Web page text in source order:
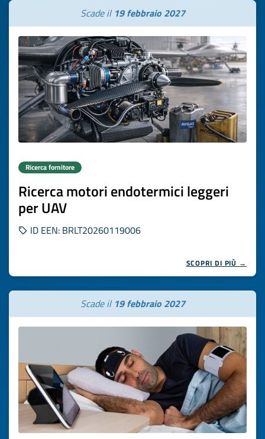
Scade il 19 febbraio 2027
Ricerca fornitore
Ricerca motori endotermici leggeri
per UAV
ID EEN: BRLT20260119006
SCOPRI DI PIÙ →
Scade il 19 febbraio 2027